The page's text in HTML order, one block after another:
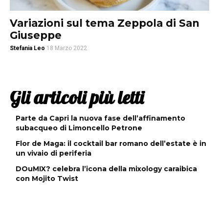
Variazioni sul tema Zeppola di San
Giuseppe
Stefania Leo 18 Marzo 2022
Gli articoli più letti
Parte da Capri la nuova fase dell’affinamento
subacqueo di Limoncello Petrone
Flor de Maga: il cocktail bar romano dell’estate è in
un vivaio di periferia
DOuMIX? celebra l’icona della mixology caraibica
con Mojito Twist